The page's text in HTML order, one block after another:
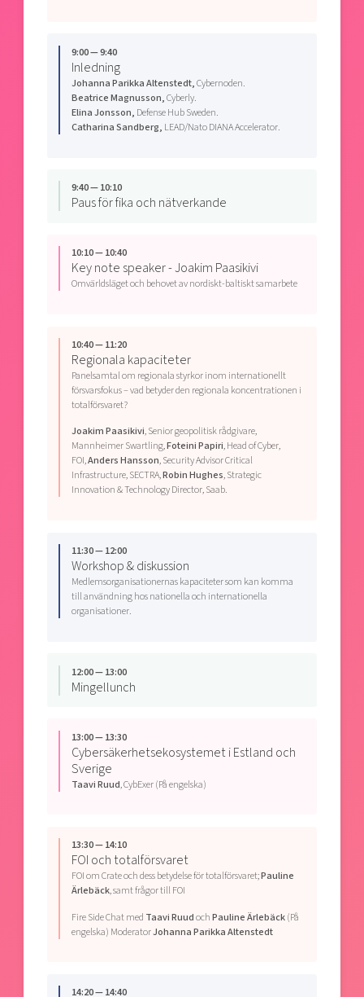
9:00 — 9:40
Inledning
Johanna Parikka Altenstedt,Cybernoden.
Beatrice Magnusson,Cyberly.
Elina Jonsson, Defense Hub Sweden.
Catharina Sandberg, LEAD/Nato DIANA Accelerator.
9:40 — 10:10
Paus för fika och nätverkande
10:10 — 10:40
Key note speaker - Joakim Paasikivi
Omvärldsläget och behovet av nordiskt-baltiskt samarbete
10:40 — 11:20
Regionala kapaciteter
Panelsamtal om regionala styrkor inom internationellt
försvarsfokus – vad betyder den regionala koncentrationen i
totalförsvaret?
Joakim Paasikivi, Senior geopolitisk rådgivare,
Mannheimer Swartling,Foteini Papiri, Head of Cyber,
FOI,Anders Hansson, Security Advisor Critical
Infrastructure, SECTRA,Robin Hughes, Strategic
Innovation & Technology Director, Saab.
11:30 — 12:00
Workshop & diskussion
Medlemsorganisationernas kapaciteter som kan komma
till användning hos nationella och internationella
organisationer.
12:00 — 13:00
Mingellunch
13:00 — 13:30
Cybersäkerhetsekosystemet i Estland och
Sverige
Taavi Ruud, CybExer (På engelska)
13:30 — 14:10
FOI och totalförsvaret
FOI om Crate och dess betydelse för totalförsvaret;Pauline
Ärlebäck, samt frågor till FOI
Fire Side Chat med Taavi RuudochPauline Ärlebäck(På
engelska) ModeratorJohanna Parikka Altenstedt
14:20 — 14:40